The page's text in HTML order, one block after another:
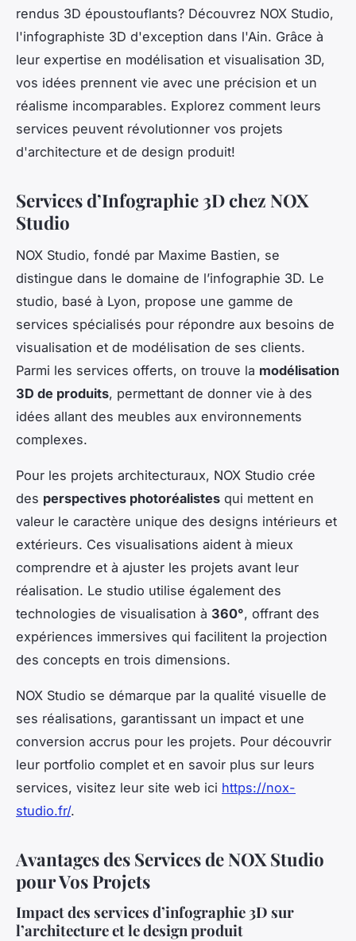
rendus 3D époustouflants? Découvrez NOX Studio,
l'infographiste 3D d'exception dans l'Ain. Grâce à
leur expertise en modélisation et visualisation 3D,
vos idées prennent vie avec une précision et un
réalisme incomparables. Explorez comment leurs
services peuvent révolutionner vos projets
d'architecture et de design produit!
Services d’Infographie 3D chez NOX
Studio
NOX Studio, fondé par Maxime Bastien, se
distingue dans le domaine de l’infographie 3D. Le
studio, basé à Lyon, propose une gamme de
services spécialisés pour répondre aux besoins de
visualisation et de modélisation de ses clients.
Parmi les services offerts, on trouve la modélisation
3D de produits, permettant de donner vie à des
idées allant des meubles aux environnements
complexes.
Pour les projets architecturaux, NOX Studio crée
des perspectives photoréalistes qui mettent en
valeur le caractère unique des designs intérieurs et
extérieurs. Ces visualisations aident à mieux
comprendre et à ajuster les projets avant leur
réalisation. Le studio utilise également des
technologies de visualisation à 360°, offrant des
expériences immersives qui facilitent la projection
des concepts en trois dimensions.
NOX Studio se démarque par la qualité visuelle de
ses réalisations, garantissant un impact et une
conversion accrus pour les projets. Pour découvrir
leur portfolio complet et en savoir plus sur leurs
services, visitez leur site web ici https://nox-
studio.fr/.
Avantages des Services de NOX Studio
pour Vos Projets
Impact des services d’infographie 3D sur
l’architecture et le design produit